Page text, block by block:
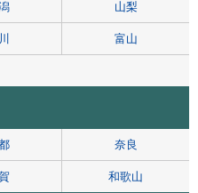
山梨
富山
奈良
和歌山